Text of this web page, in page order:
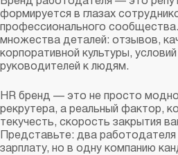
формируется в глазах
профессионального
множества деталей: отзывов,
корпоративной культуры,
руководителей к людям.
HR бренд — это не просто
рекрутера, а реальный фактор,
текучесть, скорость закрытия
Представьте: два
зарплату, но в одну компанию